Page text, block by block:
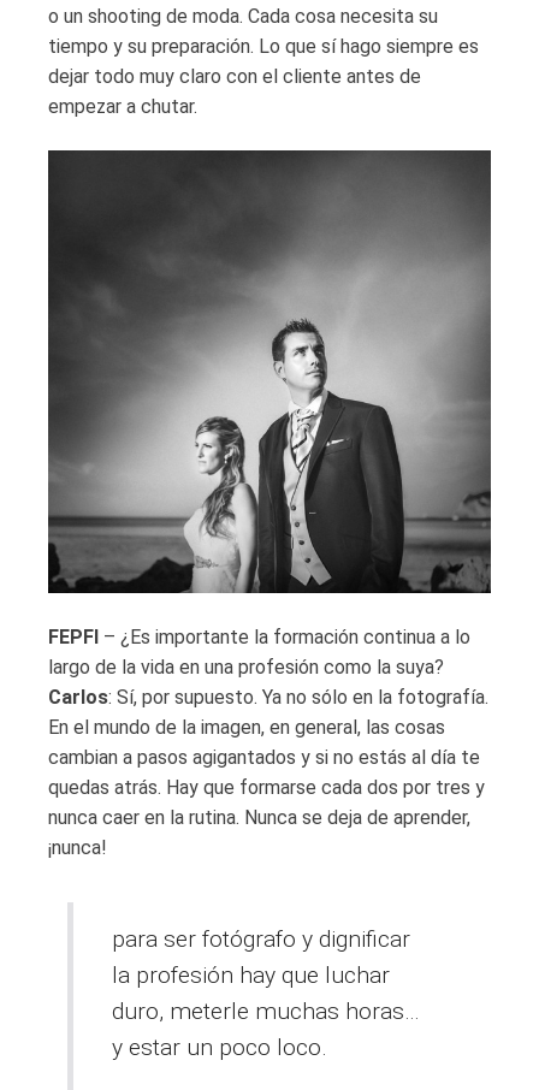
o un shooting de moda. Cada cosa necesita su
tiempo y su preparación. Lo que sí hago siempre es
dejar todo muy claro con el cliente antes de
empezar a chutar.
FEPFI – ¿Es importante la formación continua a lo
largo de la vida en una profesión como la suya?
Carlos: Sí, por supuesto. Ya no sólo en la fotografía.
En el mundo de la imagen, en general, las cosas
cambian a pasos agigantados y si no estás al día te
quedas atrás. Hay que formarse cada dos por tres y
nunca caer en la rutina. Nunca se deja de aprender,
¡nunca!
para ser fotógrafo y dignificar
la profesión hay que luchar
duro, meterle muchas horas…
y estar un poco loco.